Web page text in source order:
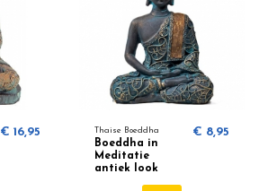
€ 16,95 Thaise Boeddha
Boeddha in
Meditatie
antiek look
€ 8,95